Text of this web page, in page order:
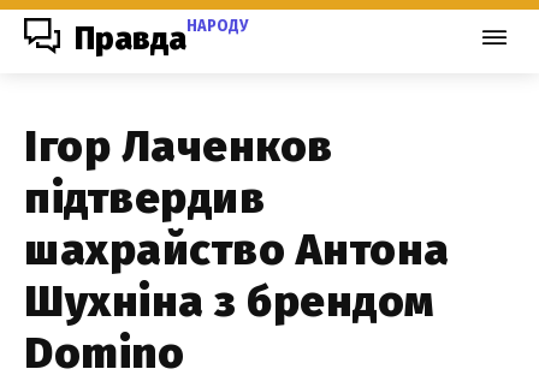
ПравдаНАРОДУ
Ігор Лаченков
підтвердив
шахрайство Антона
Шухніна з брендом
Domino